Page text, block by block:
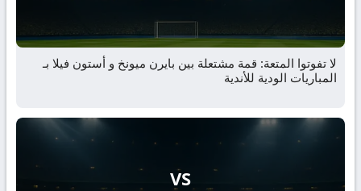
لا تفوتوا المتعة: قمة مشتعلة بين بايرن ميونخ و أستون فيلا بـ
المباريات الودية للأندية
VS